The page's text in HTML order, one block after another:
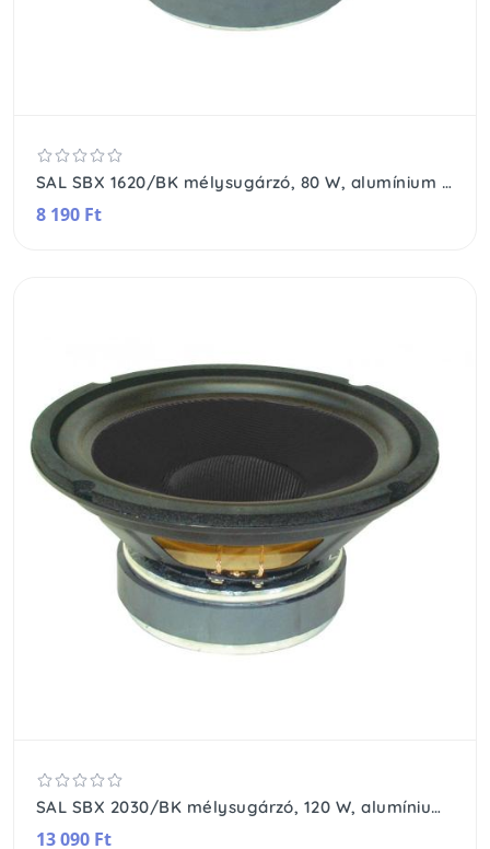
SAL SBX 1620/BK mélysugárzó, 80 W, alumínium csévetest, 4 rétegű hangtekercs, 20 Oz mágnes
8 190 Ft
SAL SBX 2030/BK mélysugárzó, 120 W, alumínium csévetest, 4 rétegű hangtekercs, 30 Oz mágnes
13 090 Ft